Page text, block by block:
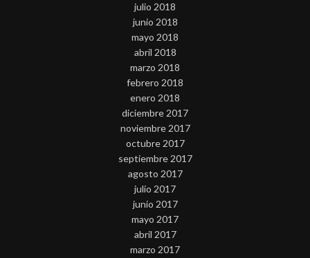
julio 2018
junio 2018
mayo 2018
abril 2018
marzo 2018
febrero 2018
enero 2018
diciembre 2017
noviembre 2017
octubre 2017
septiembre 2017
agosto 2017
julio 2017
junio 2017
mayo 2017
abril 2017
marzo 2017